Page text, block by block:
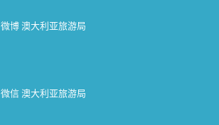
微博 澳大利亚旅游局
微信 澳大利亚旅游局